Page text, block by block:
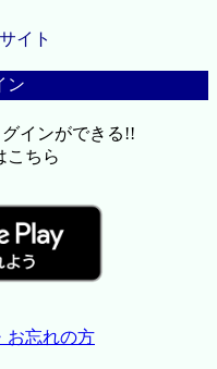
イト
ン
インができる!!
こちら
お忘れの方